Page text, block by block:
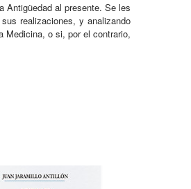
Antigüedad al presente. Se les
realizaciones, y analizando
Medicina, o si, por el contrario,